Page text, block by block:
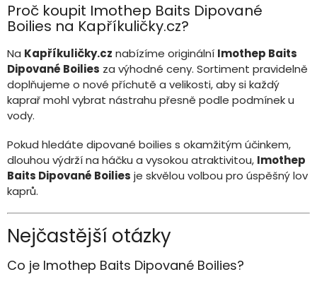
Proč koupit Imothep Baits Dipované
Boilies na Kapříkuličky.cz?
Na Kapříkuličky.cz nabízíme originální Imothep Baits
Dipované Boilies za výhodné ceny. Sortiment pravidelně
doplňujeme o nové příchutě a velikosti, aby si každý
kaprař mohl vybrat nástrahu přesně podle podmínek u
vody.
Pokud hledáte dipované boilies s okamžitým účinkem,
dlouhou výdrží na háčku a vysokou atraktivitou, Imothep
Baits Dipované Boilies je skvělou volbou pro úspěšný lov
kaprů.
Nejčastější otázky
Co je Imothep Baits Dipované Boilies?